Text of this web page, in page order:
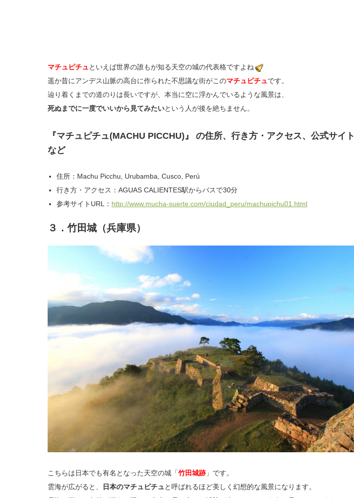
マチュピチュといえば世界の誰もが知る天空の城の代表格ですよね
遥か昔にアンデス山脈の高台に作られた不思議な街がこのマチュピチュです。
辿り着くまでの道のりは長いですが、本当に空に浮かんでいるような風景は、
死ぬまでに一度でいいから見てみたいという人が後を絶ちません。
『マチュピチュ(MACHU PICCHU)』 の住所、行き方・アクセス、公式サイト
など
住所：Machu Picchu, Urubamba, Cusco, Perú
行き方・アクセス：AGUAS CALIENTES駅からバスで30分
参考サイトURL： http://www.mucha-suerte.com/ciudad_peru/machupichu01.html
３．竹田城（兵庫県）
こちらは日本でも有名となった天空の城「竹田城跡」です。
雲海が広がると、
日本のマチュピチュ と呼ばれるほど美しく幻想的な風景になります。